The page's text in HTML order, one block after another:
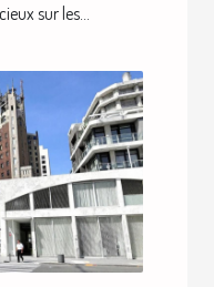
sur les...